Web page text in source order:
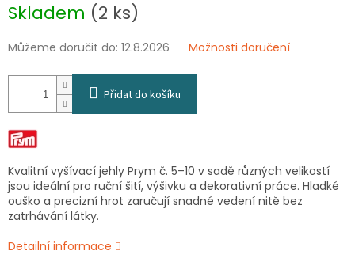
cena:
Skladem (2 ks)
Můžeme doručit do: 12.8.2026 Možnosti doručení
Přidat do košíku
Kvalitní vyšívací jehly Prym č. 5–10 v sadě různých velikostí
jsou ideální pro ruční šití, výšivku a dekorativní práce. Hladké
ouško a precizní hrot zaručují snadné vedení nitě bez
zatrhávání látky.
Detailní informace